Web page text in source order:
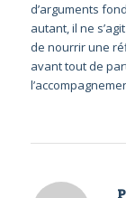
d’arguments
autant, il ne
de nourrir une
avant tout de